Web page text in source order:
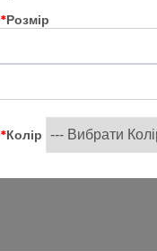
*Розмір
*Колір